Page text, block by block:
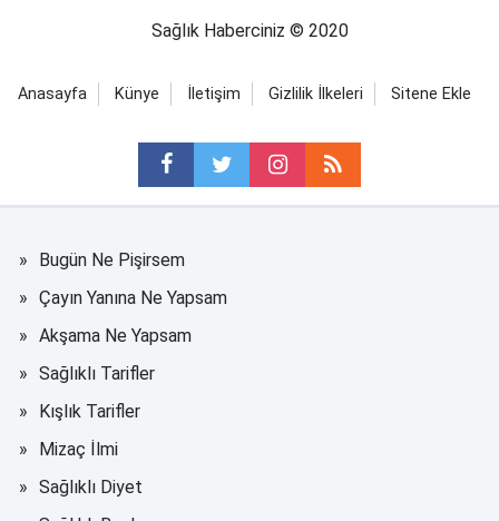
Sağlık Haberciniz © 2020
Anasayfa Künye İletişim Gizlilik İlkeleri Sitene Ekle
Bugün Ne Pişirsem
Çayın Yanına Ne Yapsam
Akşama Ne Yapsam
Sağlıklı Tarifler
Kışlık Tarifler
Mizaç İlmi
Sağlıklı Diyet